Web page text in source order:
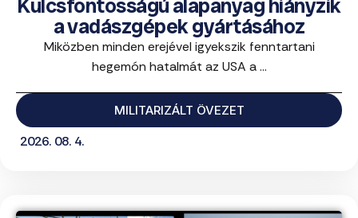
a vadászgépek gyártásához
Miközben minden erejével igyekszik fenntartani
hegemón hatalmát az USA a ...
MILITARIZÁLT ÖVEZET
2026. 08. 4.